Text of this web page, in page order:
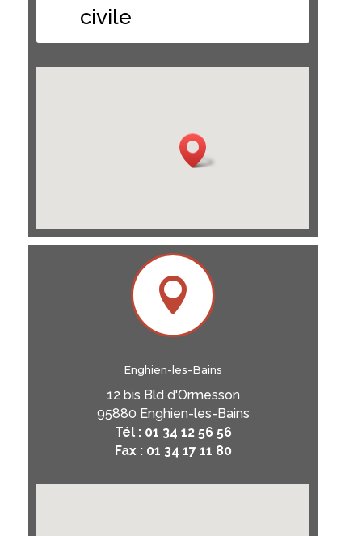
civile

Enghien-les-Bains
12 bis Bld d'Ormesson
95880 Enghien-les-Bains
Tél : 01 34 12 56 56
Fax : 01 34 17 11 80